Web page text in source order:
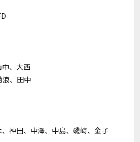
、大西
浪、田中
神田、中澤、中島、磯﨑、金子